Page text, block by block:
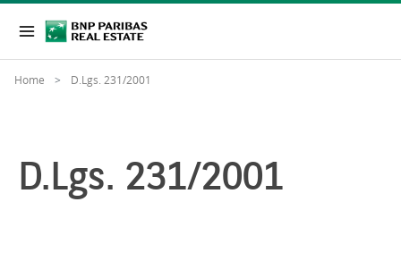
Home D.Lgs. 231/2001
D.Lgs. 231/2001